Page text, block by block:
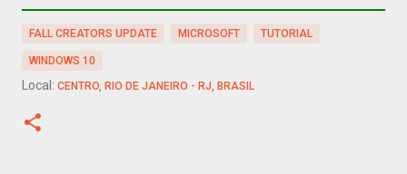
FALL CREATORS UPDATE MICROSOFT TUTORIAL
WINDOWS 10
Local: CENTRO, RIO DE JANEIRO - RJ, BRASIL